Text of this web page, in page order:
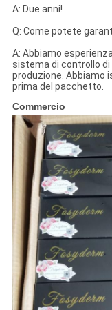
A: Due anni!
Q: Come potete
A: Abbiamo
sistema di controllo
produzione. Abbiamo
prima del pacchetto.
Commercio